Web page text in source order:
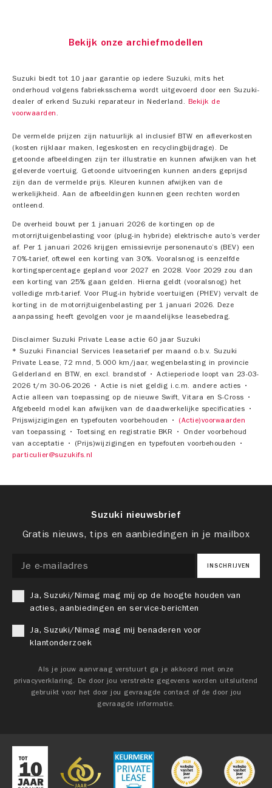
Bekijk onze archiefmodellen
Suzuki biedt tot 10 jaar garantie op iedere Suzuki, mits het
onderhoud volgens fabrieksschema wordt uitgevoerd door een Suzuki-
dealer of erkend Suzuki reparateur in Nederland. Bekijk de
voorwaarden
De vermelde prijzen zijn natuurlijk al inclusief BTW en afleverkosten
(kosten rijklaar maken, legeskosten en recyclingbijdrage). De
getoonde afbeeldingen zijn ter illustratie en kunnen afwijken van het
geleverde voertuig. Getoonde uitvoeringen kunnen anders geprijsd
zijn dan de vermelde prijs. Kleuren kunnen afwijken van de
werkelijkheid. Aan de afbeeldingen kunnen geen rechten worden
ontleend.
De overheid bouwt per 1 januari 2026 de kortingen op de
motorrijtuigenbelasting voor (plug-in hybride) elektrische auto’s verder
af. Per 1 januari 2026 krijgen emissievrije personenauto’s (BEV) een
70%-tarief, oftewel een korting van 30%. Vooralsnog is eenzelfde
kortingspercentage gepland voor 2027 en 2028. Voor 2029 zou dan
een korting van 25% gaan gelden. Hierna geldt (vooralsnog) het
volledige mrb-tarief. Voor Plug-in hybride voertuigen (PHEV) vervalt de
korting in de motorrijtuigenbelasting per 1 januari 2026. Deze
aanpassing heeft gevolgen voor je maandelijkse leasebedrag.
Disclaimer Suzuki Private Lease actie 60 jaar Suzuki
* Suzuki Financial Services leasetarief per maand o.b.v. Suzuki
Private Lease, 72 mnd, 5.000 km/jaar, wegenbelasting in provincie
Gelderland en BTW, en excl. brandstof • Actieperiode loopt van 23-03-
2026 t/m 30-06-2026 • Actie is niet geldig i.c.m. andere acties •
Actie alleen van toepassing op de nieuwe Swift, Vitara en S-Cross •
Afgebeeld model kan afwijken van de daadwerkelijke specificaties •
Prijswijzigingen en typefouten voorbehouden • (Actie)voorwaarden
van toepassing • Toetsing en registratie BKR • Onder voorbehoud
van acceptatie • (Prijs)wijzigingen en typefouten voorbehouden •
particulier@suzukifs.nl
Suzuki nieuwsbrief
Gratis nieuws, tips en aanbiedingen in je mailbox
INSCHRIJVEN
Ja, Suzuki/Nimag mag mij op de hoogte houden van
acties, aanbiedingen en service-berichten
Ja, Suzuki/Nimag mag mij benaderen voor
klantonderzoek
Als je jouw aanvraag verstuurt ga je akkoord met onze
privacyverklaring. De door jou verstrekte gegevens worden uitsluitend
gebruikt voor het door jou gevraagde contact of de door jou
gevraagde informatie.